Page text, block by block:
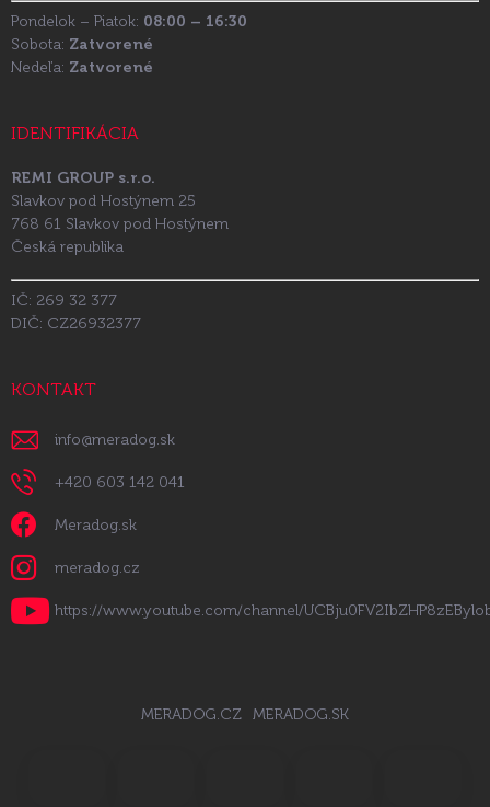
Pondelok – Piatok: 08:00 – 16:30
Sobota: Zatvorené
Nedeľa: Zatvorené
IDENTIFIKÁCIA
REMI GROUP s.r.o.
Slavkov pod Hostýnem 25
768 61 Slavkov pod Hostýnem
Česká republika
IČ: 269 32 377
DIČ: CZ26932377
KONTAKT
info@meradog.sk
+420 603 142 041
Meradog.sk
meradog.cz
https://www.youtube.com/channel/
MERADOG.CZ MERADOG.SK